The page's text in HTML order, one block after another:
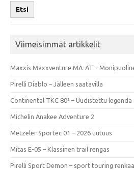
Etsi
Viimeisimmät artikkelit
Maxxis Maxxventure MA-AT –
Pirelli Diablo – Jälleen saatavilla
Continental TKC 80² – Uudistettu legenda
Michelin Anakee Adventure 2
Metzeler Sportec 01 – 2026 uutuus
Mitas E-05 – Klassinen trail rengas
Pirelli Sport Demon – sport touring